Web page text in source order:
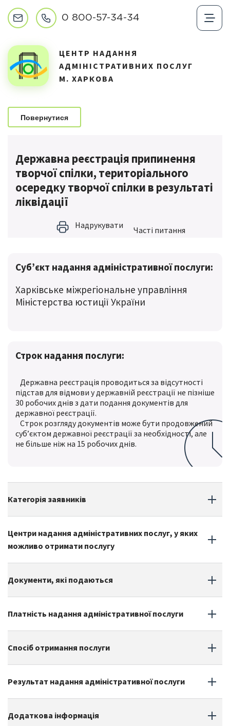
0 800-57-34-34
ЦЕНТР НАДАННЯ
АДМІНІСТРАТИВНИХ ПОСЛУГ
М. ХАРКОВА
Повернутися
Надрукувати Частi питання
Державна реєстрація припинення
творчої спілки, територіального
осередку творчої спілки в результаті
ліквідації
Строк надання послуги:
Державна реєстрація проводиться за відсутності
підстав для відмови у державній реєстрації не пізніше
30 робочих днів з дати подання документів для
державної реєстрації.
Строк розгляду документів може бути продовжений
суб’єктом державної реєстрації за необхідності, але
не більше ніж на 15 робочих днів.
Суб’єкт надання адміністративної послуги:
Харківське міжрегіональне управління
Міністерства юстиції України
Категорія заявників
Центри надання адміністративних послуг, у яких
можливо отримати послугу
Документи, які подаються
Платність надання адміністративної послуги
Спосіб отримання послуги
Результат надання адміністративної послуги
Додаткова iнформацiя